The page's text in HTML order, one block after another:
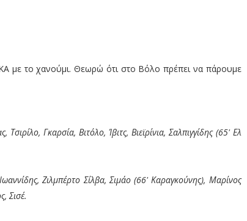
με το χανούμι. Θεωρώ ότι στο Βόλο πρέπει να πάρουμε
Γκαρσία, Βιτόλο, Ίβιτς, Βιεϊρίνια, Σαλπιγγίδης (65' Ελ
Ζιλμπέρτο Σίλβα, Σιμάο (66' Καραγκούνης), Μαρίνος
Σισέ.